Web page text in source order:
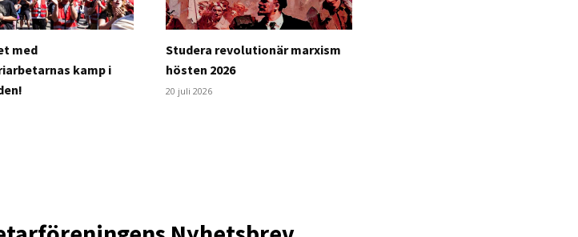
med
kamp i
Studera revolutionär marxism
hösten 2026
20 juli 2026